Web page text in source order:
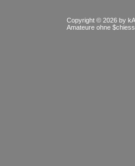
Copyright © 2026 by
Amateure ohne